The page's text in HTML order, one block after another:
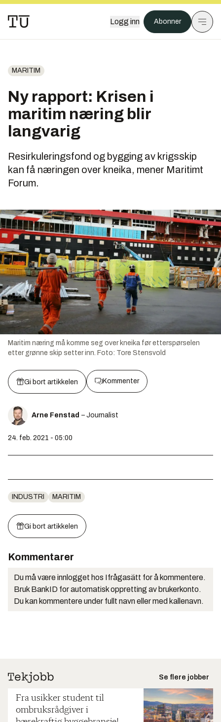
Logg inn Abonner
MARITIM
Ny rapport: Krisen i
maritim næring blir
langvarig
Resirkuleringsfond og bygging av krigsskip
kan få næringen over kneika, mener Maritimt
Forum.
Maritim næring må komme seg over kneika før etterspørselen
etter grønne skip setter inn. Foto: Tore Stensvold
Gi bort artikkelen Kommenter
Arne Fenstad – Journalist
24. feb. 2021 - 05:00
INDUSTRI MARITIM
Gi bort artikkelen
Kommentarer
Du må være innlogget hos Ifrågasätt for å kommentere.
Bruk BankID for automatisk oppretting av brukerkonto.
Du kan kommentere under fullt navn eller med kallenavn.
Se flere jobber
Fra usikker student til
ombruksrådgiver i